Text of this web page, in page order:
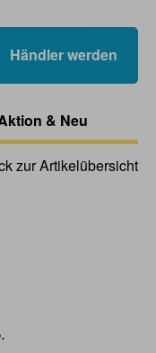
Händler werden
& Neu
zur Artikelübersicht